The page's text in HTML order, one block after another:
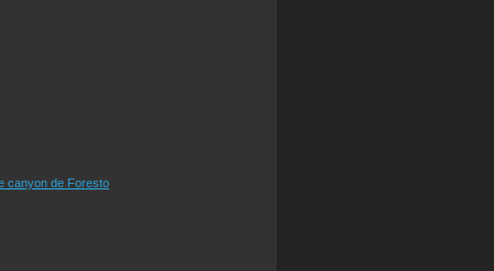
canyon de Foresto